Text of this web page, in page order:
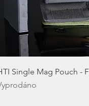
Rychlý náhled
Single Mag Pouch -